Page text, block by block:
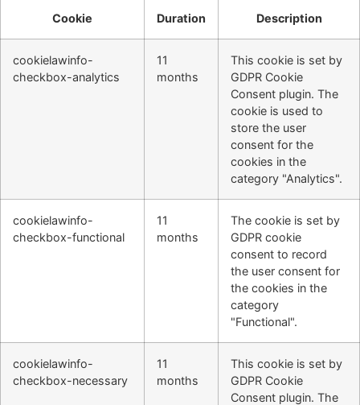
Cookie Duration Description
cookielawinfo-
checkbox-analytics
11
months
This cookie is set by
GDPR Cookie
Consent plugin. The
cookie is used to
store the user
consent for the
cookies in the
category "Analytics".
cookielawinfo-
checkbox-functional
11
months
The cookie is set by
GDPR cookie
consent to record
the user consent for
the cookies in the
category
"Functional".
cookielawinfo-
checkbox-necessary
11
months
This cookie is set by
GDPR Cookie
Consent plugin. The